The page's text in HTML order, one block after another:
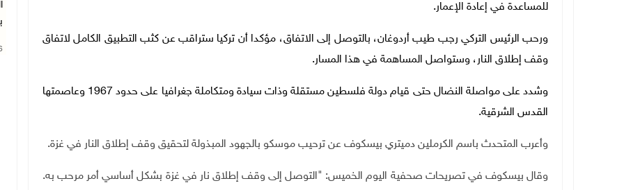
للمساعدة في إعادة الإعمار.
ورحب الرئيس التركي رجب طيب أردوغان، بالتوصل إلى الاتفاق، مؤكدا أن تركيا ستراقب عن كثب التطبيق الكامل لاتفاق
وقف إطلاق النار، وستواصل المساهمة في هذا المسار.
وشدد على مواصلة النضال حتى قيام دولة فلسطين مستقلة وذات سيادة ومتكاملة جغرافيا على حدود 1967 وعاصمتها
القدس الشرقية.
وأعرب المتحدث باسم الكرملين دميتري بيسكوف عن ترحيب موسكو بالجهود المبذولة لتحقيق وقف إطلاق النار في غزة.
وقال بيسكوف في تصريحات صحفية اليوم الخميس: "التوصل إلى وقف إطلاق نار في غزة بشكل أساسي أمر مرحب به.